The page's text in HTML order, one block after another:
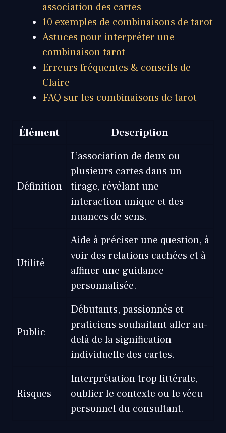
association des cartes
10 exemples de combinaisons de tarot
Astuces pour interpréter une
combinaison tarot
Erreurs fréquentes & conseils de
Claire
FAQ sur les combinaisons de tarot
Élément Description
Définition
L’association de deux ou
plusieurs cartes dans un
tirage, révélant une
interaction unique et des
nuances de sens.
Utilité
Aide à préciser une question, à
voir des relations cachées et à
affiner une guidance
personnalisée.
Public
Débutants, passionnés et
praticiens souhaitant aller au-
delà de la signification
individuelle des cartes.
Risques
Interprétation trop littérale,
oublier le contexte ou le vécu
personnel du consultant.